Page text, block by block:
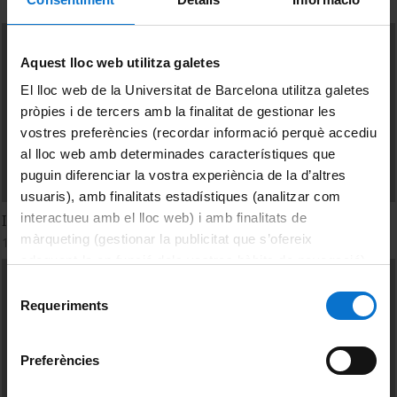
Aquest lloc web utilitza galetes
El lloc web de la Universitat de Barcelona utilitza galetes
pròpies i de tercers amb la finalitat de gestionar les
vostres preferències (recordar informació perquè accediu
al lloc web amb determinades característiques que
puguin diferenciar la vostra experiència de la d’altres
usuaris), amb finalitats estadístiques (analitzar com
interactueu amb el lloc web) i amb finalitats de
màrqueting (gestionar la publicitat que s’ofereix
consultar laPolítica de galetes del lloc web de la
Requeriments
Preferències
Internacionalización de la industria cultural
1 desembre, 2011